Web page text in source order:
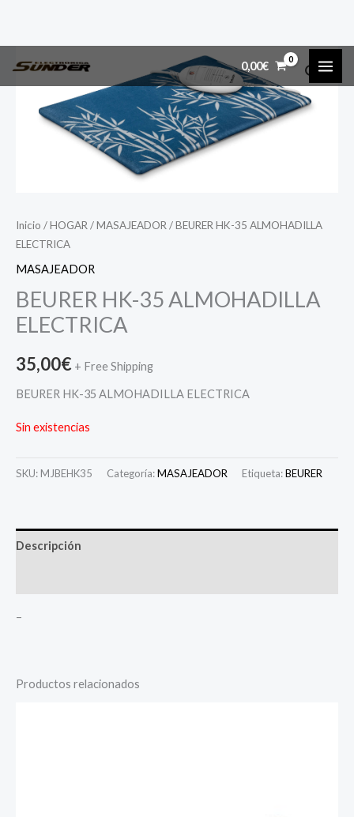
0,00€
Inicio /HOGAR /MASAJEADOR / BEURER HK-35 ALMOHADILLA
ELECTRICA
MASAJEADOR
BEURER HK-35 ALMOHADILLA
ELECTRICA
35,00€ + Free Shipping
BEURER HK-35 ALMOHADILLA ELECTRICA
Sin existencias
SKU: MJBEHK35 Categoría:MASAJEADOR Etiqueta:BEURER
Descripción
–
Productos relacionados